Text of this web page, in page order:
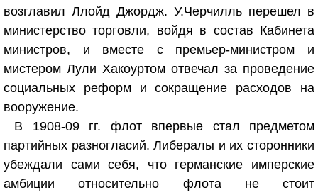
возглавил Ллойд Джордж. У.Черчилль перешел в
министерство торговли, войдя в состав Кабинета
министров, и вместе с премьер-министром и
мистером Лули Хакоуртом отвечал за проведение
социальных реформ и сокращение расходов на
вооружение.
В 1908-09 гг. флот впервые стал предметом
партийных разногласий. Либералы и их сторонники
убеждали сами себя, что германские имперские
амбиции относительно флота не стоит